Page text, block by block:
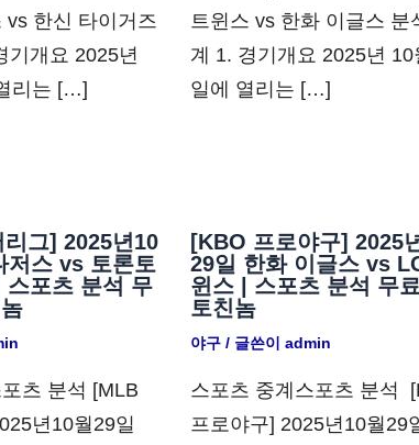
vs 한신 타이거즈
기개요 2025년
리는 […]
트윈스 vs 한화 이글스 분
계 1. 경기개요 2025년 10
일에 열리는 […]
그] 2025년10
저스 vs 토론토
스포츠 분석 무
츠 분석 [MLB
년10월29일
[KBO 프로야구] 2025
29일 한화 이글스 vs
윈스 | 스포츠 분석 무
토친놈
야구/ 글쓴이 admin
스포츠 중계스포츠 분석
프로야구] 2025년10월29